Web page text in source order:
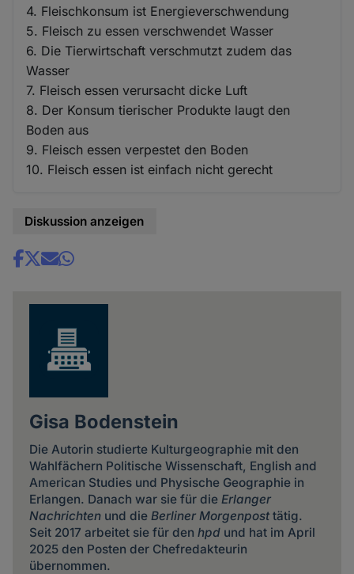
4. Fleischkonsum ist Energieverschwendung
5. Fleisch zu essen verschwendet Wasser
6. Die Tierwirtschaft verschmutzt zudem das
Wasser
7. Fleisch essen verursacht dicke Luft
8. Der Konsum tierischer Produkte laugt den
Boden aus
9. Fleisch essen verpestet den Boden
10. Fleisch essen ist einfach nicht gerecht
Diskussion anzeigen
Share
Gisa Bodenstein
Die Autorin studierte Kulturgeographie mit den
Wahlfächern Politische Wissenschaft, English and
American Studies und Physische Geographie in
Erlangen. Danach war sie für die Erlanger
Nachrichtenund die Berliner Morgenposttätig.
Seit 2017 arbeitet sie für den hpdund hat im April
2025 den Posten der Chefredakteurin
übernommen.